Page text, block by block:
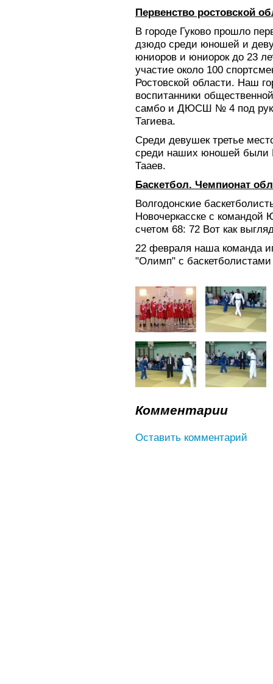
Первенство ростовской
В городе Гуково прошло
дзюдо среди юношей и
юниоров и юниорок до 23
участие около 100
Ростовской области. Наш
воспитанники
самбо и ДЮСШ № 4 под
Тагиева.
Среди девушек третье
среди наших юношей были
Тааев.
Баскетбол. Чемпионат
Волгодонские
Новочеркасске с
счетом 68: 72 Вот как
22 февраля наша команда
"Олимп" с
Комментарии
Оставить комментарий